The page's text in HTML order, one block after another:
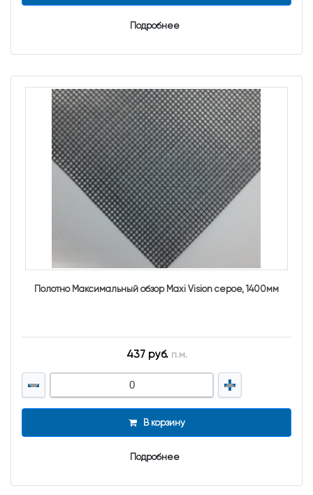
Подробнее
Полотно Максимальный обзор Maxi Vision серое, 1400мм
437 руб. п.м.
В корзину
Подробнее